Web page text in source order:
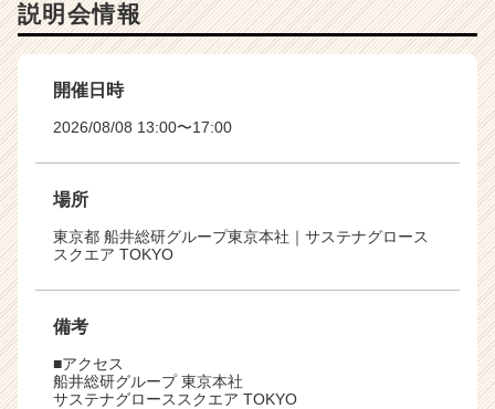
説明会情報
開催日時
2026/08/08 13:00〜17:00
場所
東京都 船井総研グループ東京本社｜サステナグロース
スクエア TOKYO
備考
■アクセス
船井総研グループ 東京本社
サステナグローススクエア TOKYO